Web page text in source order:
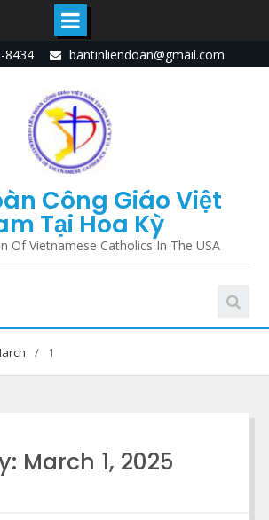
8434 bantinliendoan@gmail.com
Công Giáo Việt
Tại Hoa Kỳ
Of Vietnamese Catholics In The USA
1
March 1, 2025